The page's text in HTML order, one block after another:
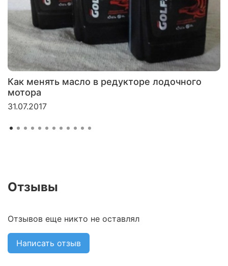
Как менять масло в редукторе лодочного
мотора
31.07.2017
Отзывы
Отзывов еще никто не оставлял
Написать отзыв